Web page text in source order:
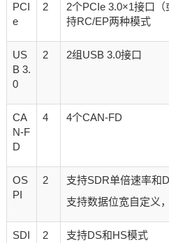
PCI
e
2
2个PCIe 3.0×1接口
持RC/EP两种模式
US
B 3.
0
2 2组USB 3.0接口
CA
N-F
D
4 4个CAN-FD
OS
PI
2
支持SDR单倍速率和
支持数据位宽自定义
SDI
2
支持DS和HS模式